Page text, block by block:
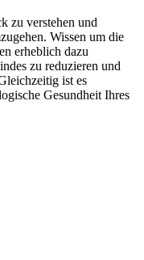
zu verstehen und
Wissen um die
erheblich dazu
zu reduzieren und
ist es
Gesundheit Ihres